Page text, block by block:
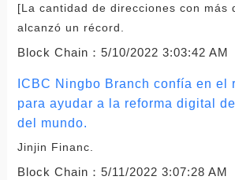
[La cantidad de direcciones con más
alcanzó un récord.
Block Chain： 5/10/2022 3:03:42 AM
ICBC Ningbo Branch confía en el
para ayudar a la reforma digital
del mundo.
Jinjin Financ.
Block Chain： 5/11/2022 3:07:28 AM